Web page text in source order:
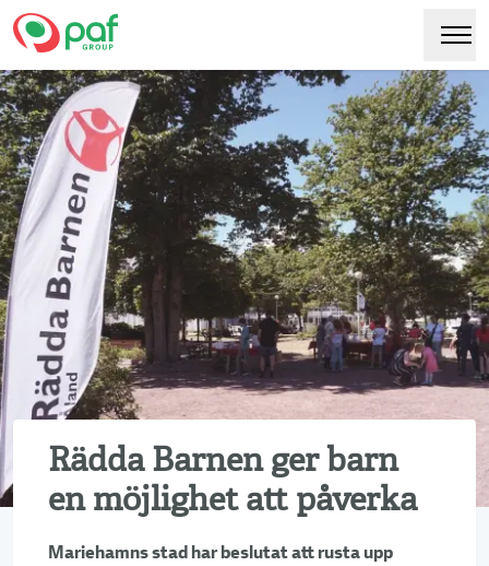
Hoppa
till
huvudinnehåll
Paf
Rädda Barnen ger barn
en möjlighet att påverka
Mariehamns stad har beslutat att rusta upp